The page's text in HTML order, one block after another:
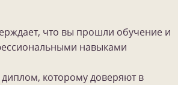
что вы прошли обучение и
навыками
которому доверяют в